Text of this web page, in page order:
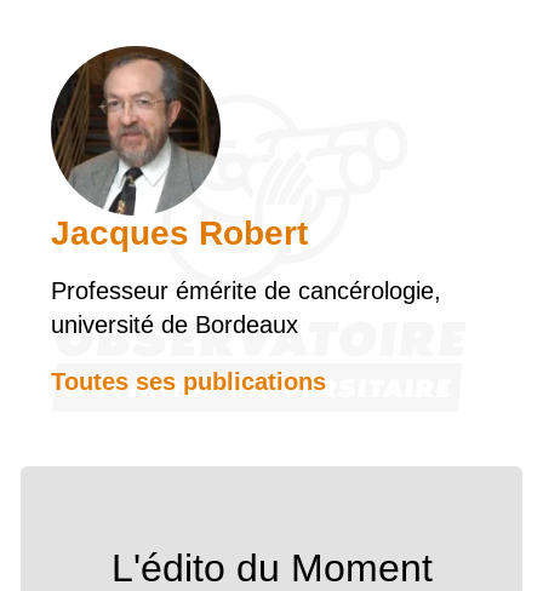
Jacques Robert
Professeur émérite de cancérologie,
université de Bordeaux
Toutes ses publications
L'édito du Moment